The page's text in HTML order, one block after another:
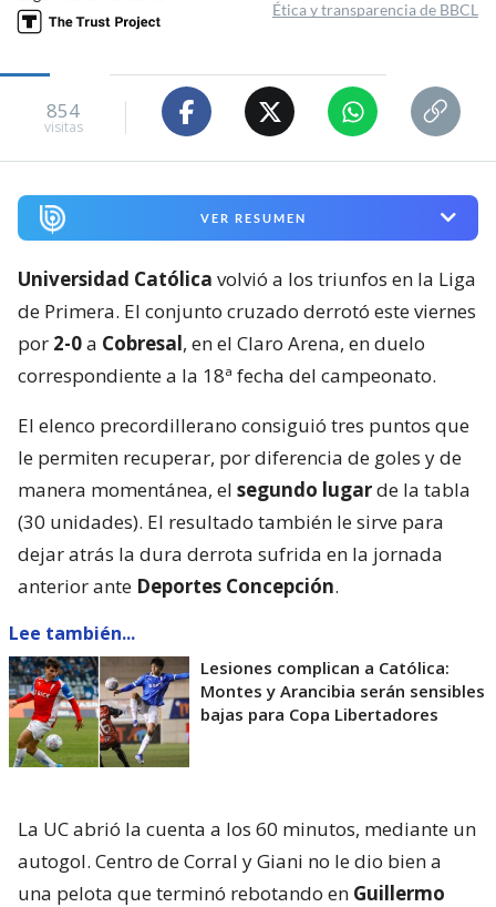
Ética y transparencia de BBCL
854
visitas
VER RESUMEN
Universidad Católica volvió a los triunfos en la Liga
de Primera. El conjunto cruzado derrotó este viernes
por 2-0a Cobresal, en el Claro Arena, en duelo
correspondiente a la 18ª fecha del campeonato.
El elenco precordillerano consiguió tres puntos que
le permiten recuperar, por diferencia de goles y de
manera momentánea, el segundo lugarde la tabla
(30 unidades). El resultado también le sirve para
dejar atrás la dura derrota sufrida en la jornada
anterior ante Deportes Concepción.
Lee también...
Lesiones complican a Católica:
Montes y Arancibia serán sensibles
bajas para Copa Libertadores
La UC abrió la cuenta a los 60 minutos, mediante un
autogol. Centro de Corral y Giani no le dio bien a
una pelota que terminó rebotando en Guillermo